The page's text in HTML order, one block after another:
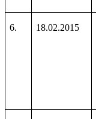
6. 18.02.2015